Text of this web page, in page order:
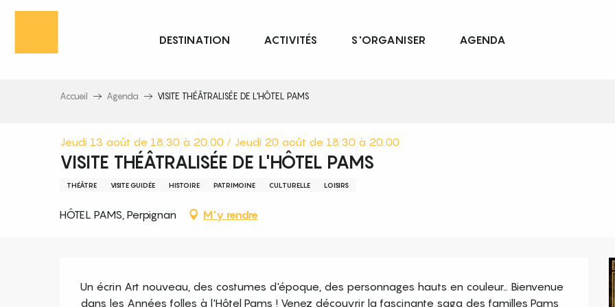
Aller
principal
DESTINATION ACTIVITÉS S'ORGANISER AGENDA
Accueil Agenda VISITE THÉÂTRALISÉE DE L'HÔTEL PAMS
Jeudi 13 août de 18:30 à 20:00 / Jeudi 20 août de 18:30 à 20:00
VISITE THÉÂTRALISÉE DE L'HÔTEL PAMS
THÉÂTRE VISITE GUIDÉE HISTOIRE PATRIMOINE CULTURELLE LOISIRS
HÔTEL PAMS, Perpignan M'y rendre
Description
Un écrin Art nouveau, des costumes d'époque, des personnages hauts en couleur… Bienvenue
dans les Années folles à l'Hôtel Pams ! Venez découvrir la fascinante saga des familles Pams